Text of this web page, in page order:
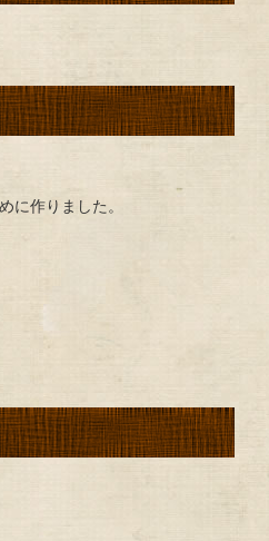
に作りました。